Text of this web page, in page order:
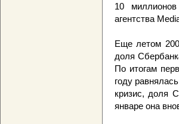
10
агентства
Еще летом
доля
По итогам
году
кризис, доля
январе она